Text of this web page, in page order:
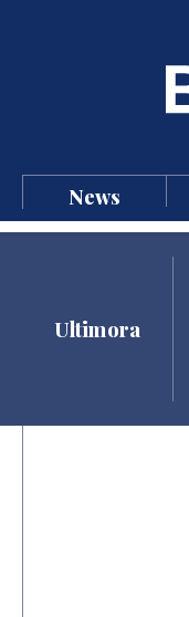
News
Ultimora